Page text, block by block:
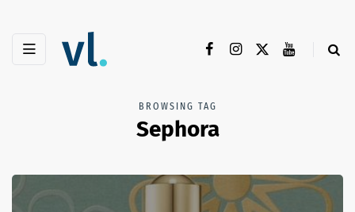
BROWSING TAG
Sephora